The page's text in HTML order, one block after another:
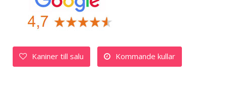
Kaniner till salu Kommande kullar